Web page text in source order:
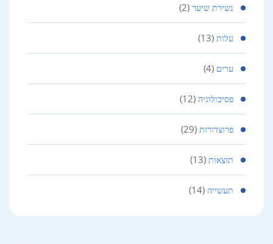
נשירת שיער (2)
עלות (13)
ערים (4)
פסיכולוגיה (12)
פרוצדורות (29)
תוצאות (13)
תעשייה (14)